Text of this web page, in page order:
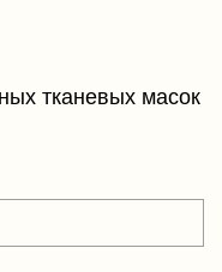
тканевых масок